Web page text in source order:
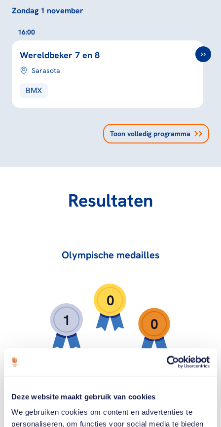
Deze website maakt gebruik van cookies
We gebruiken cookies om content en advertenties te
personaliseren, om functies voor social media te bieden
Zondag 1 november
16:00
Wereldbeker 7 en 8
Sarasota
BMX
Toon volledig programma
Resultaten
Olympische medailles
1
0
0